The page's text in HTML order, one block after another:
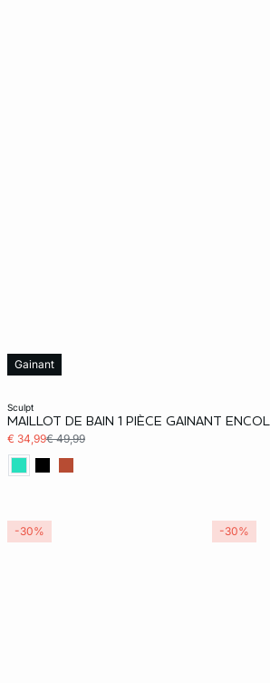
sculpt
MAILLOT DE BAIN 1 PIÈCE GAINANT
€ 34,99€ 49,99
Gainant
-30% -30%